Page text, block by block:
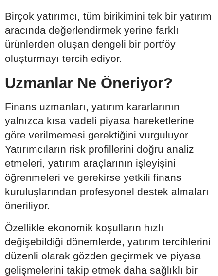
Birçok yatırımcı, tüm birikimini tek bir yatırım
aracında değerlendirmek yerine farklı
ürünlerden oluşan dengeli bir portföy
oluşturmayı tercih ediyor.
Uzmanlar Ne Öneriyor?
Finans uzmanları, yatırım kararlarının
yalnızca kısa vadeli piyasa hareketlerine
göre verilmemesi gerektiğini vurguluyor.
Yatırımcıların risk profillerini doğru analiz
etmeleri, yatırım araçlarının işleyişini
öğrenmeleri ve gerekirse yetkili finans
kuruluşlarından profesyonel destek almaları
öneriliyor.
Özellikle ekonomik koşulların hızlı
değişebildiği dönemlerde, yatırım tercihlerini
düzenli olarak gözden geçirmek ve piyasa
gelişmelerini takip etmek daha sağlıklı bir